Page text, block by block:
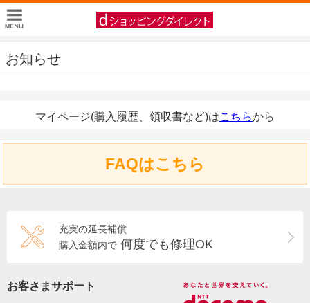
お知らせ
マイページ(購入履歴、領収書など)はこちらから
FAQはこちら
充実の延長補償
購入金額内で 何度でも修理OK
お客さまサポート